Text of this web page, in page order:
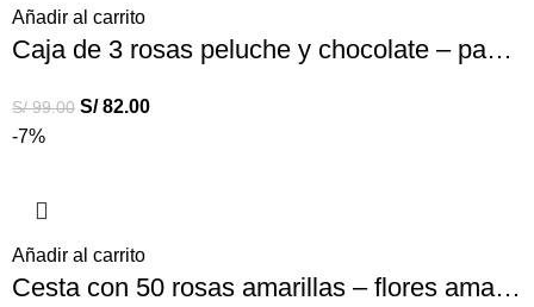
Añadir al carrito
Caja de 3 rosas peluche y chocolate – pack de rosas
S/99.00 S/82.00
-7%
Añadir al carrito
Cesta con 50 rosas amarillas – flores amarillas